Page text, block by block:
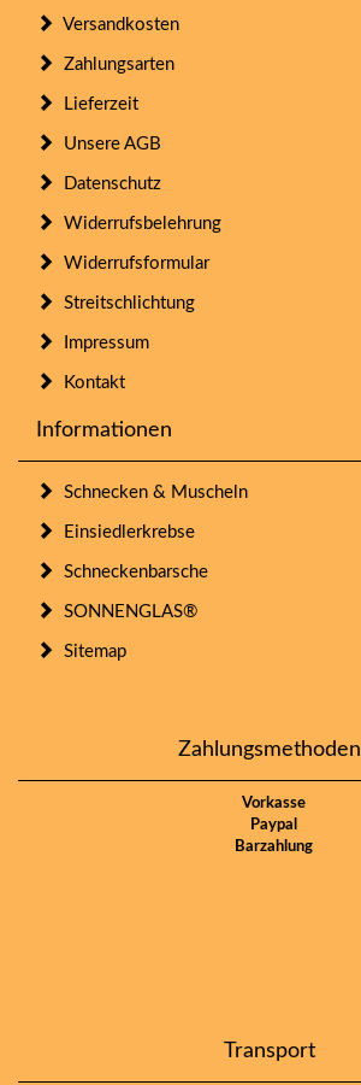
Versandkosten
Zahlungsarten
Lieferzeit
Unsere AGB
Datenschutz
Widerrufsbelehrung
Widerrufsformular
Streitschlichtung
Impressum
Kontakt
Informationen
Schnecken & Muscheln
Einsiedlerkrebse
Schneckenbarsche
SONNENGLAS®
Sitemap
Zahlungsmethoden
Vorkasse
Paypal
Barzahlung
Transport